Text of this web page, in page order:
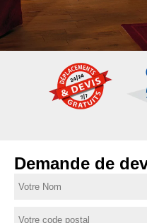
Demande de